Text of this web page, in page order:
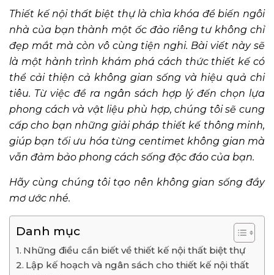
Thiết kế nội thất biệt thự là chìa khóa để biến ngôi
nhà của bạn thành một ốc đảo riêng tư không chỉ
đẹp mắt mà còn vô cùng tiện nghi. Bài viết này sẽ
là một hành trình khám phá cách thức thiết kế có
thể cải thiện cả không gian sống và hiệu quả chi
tiêu. Từ việc đề ra ngân sách hợp lý đến chọn lựa
phong cách và vật liệu phù hợp, chúng tôi sẽ cung
cấp cho bạn những giải pháp thiết kế thông minh,
giúp bạn tối ưu hóa từng centimet không gian mà
vẫn đảm bảo phong cách sống độc đáo của bạn.
Hãy cùng chúng tôi tạo nên không gian sống đầy
mơ ước nhé.
Danh mục
Những điều cần biết về thiết kế nội thất biệt thự
Lập kế hoạch và ngân sách cho thiết kế nội thất